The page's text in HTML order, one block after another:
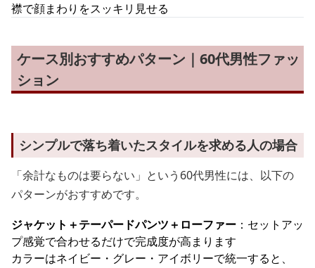
襟で顔まわりをスッキリ見せる
ケース別おすすめパターン｜60代男性ファッ
ション
シンプルで落ち着いたスタイルを求める人の場合
「余計なものは要らない」という60代男性には、以下の
パターンがおすすめです。
ジャケット＋テーパードパンツ＋ローファー ：セットアッ
プ感覚で合わせるだけで完成度が高まります
カラーはネイビー・グレー・アイボリーで統一すると、